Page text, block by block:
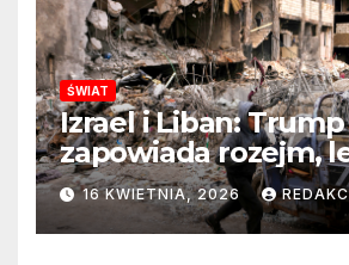
ŚWIAT
Izrael i Liban: Trump
zapowiada rozejm,
perspektywa
wojny wciąż odległa
16 KWIETNIA, 2026